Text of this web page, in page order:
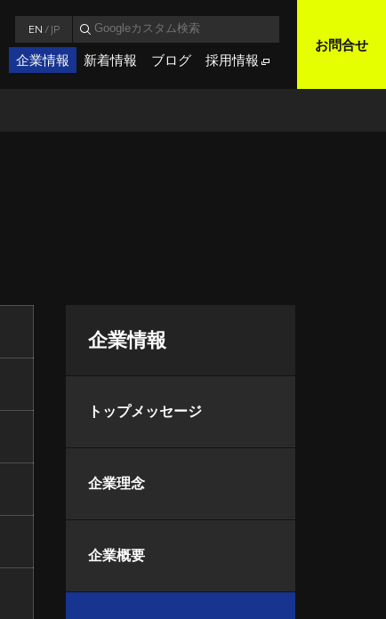
企業情報 新着情報 ブログ 採用情報
お問合せ
EN / JP
企業情報
トップメッセージ
企業理念
企業概要